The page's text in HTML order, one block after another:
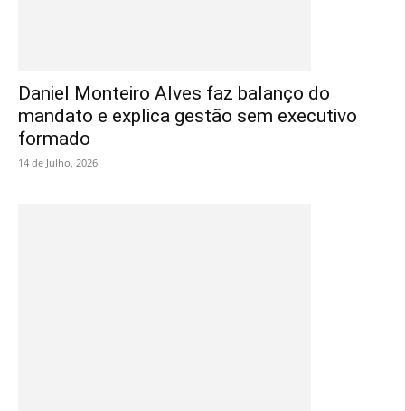
Daniel Monteiro Alves faz balanço do
mandato e explica gestão sem executivo
formado
14 de Julho, 2026